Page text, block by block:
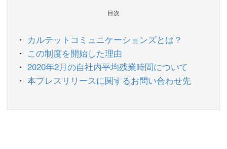
目次
カルテットコミュニケーションズとは？
この制度を開始した理由
2020年2月の自社内平均残業時間について
本プレスリリースに関するお問い合わせ先